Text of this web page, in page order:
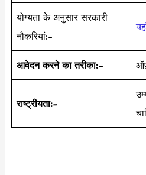
योग्यता के अनुसार सरकारी
नौकरियां:-
आवेदन करने का तरीका:–
राष्ट्रीयता:-